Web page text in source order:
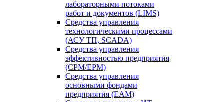
лабораторными потоками
работ и документов (LIMS)
Средства управления
технологическими процессами
(АСУ ТП, SCADA)
Средства управления
эффективностью предприятия
(CPM/EPM)
Средства управления
основными фондами
предприятия (EAM)